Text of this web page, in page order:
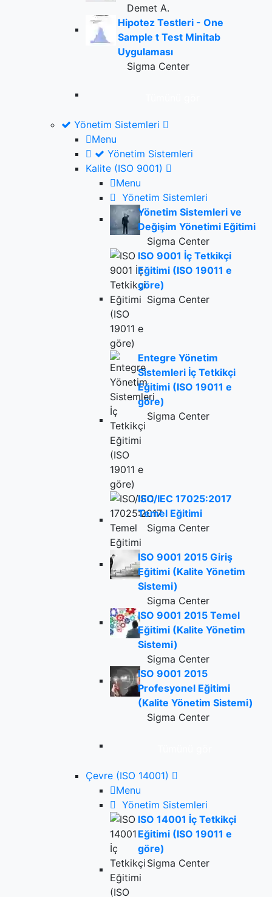
Demet A.
Hipotez Testleri - One
Sample t Test Minitab
Uygulaması
Sigma Center
Yönetim Sistemleri
Menu
Yönetim Sistemleri
Kalite (ISO 9001)
Menu
Yönetim Sistemleri
Yönetim Sistemleri ve
Değişim Yönetimi Eğitimi
Sigma Center
ISO 9001 İç Tetkikçi
Eğitimi (ISO 19011 e
göre)
Sigma Center
Entegre Yönetim
Sistemleri İç Tetkikçi
Eğitimi (ISO 19011 e
göre)
Sigma Center
ISO/IEC 17025:2017
Temel Eğitimi
Sigma Center
ISO 9001 2015 Giriş
Eğitimi (Kalite Yönetim
Sistemi)
Sigma Center
ISO 9001 2015 Temel
Eğitimi (Kalite Yönetim
Sistemi)
Sigma Center
ISO 9001 2015
Profesyonel Eğitimi
(Kalite Yönetim Sistemi)
Sigma Center
Çevre (ISO 14001)
Menu
Yönetim Sistemleri
ISO 14001 İç Tetkikçi
Eğitimi (ISO 19011 e
göre)
Sigma Center